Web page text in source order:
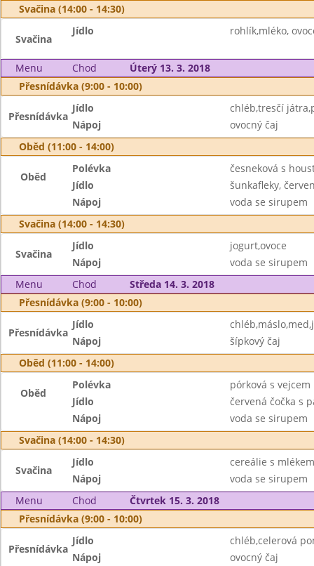
Svačina (14:00 - 14:30)
Svačina
Jídlo rohlík,mléko,
Menu Chod
Úterý 13. 3. 2018
Přesnídávka (9:00 - 10:00)
Přesnídávka
Jídlo
chléb,tresčí
Nápoj
ovocný čaj
Oběd (11:00 - 14:00)
Oběd
Polévka
česneková s
Jídlo
šunkafleky,
Nápoj
voda se sirupem
Svačina (14:00 - 14:30)
Svačina
Jídlo
jogurt,ovoce
Nápoj
voda se sirupem
Menu
Chod
Středa 14. 3. 2018
Přesnídávka (9:00 - 10:00)
Přesnídávka
Jídlo
Nápoj
šípkový čaj
Oběd (11:00 - 14:00)
Oběd
Polévka
pórková s vejcem
Jídlo
červená čočka s
Nápoj
voda se sirupem
Svačina (14:00 - 14:30)
Svačina
Jídlo
cereálie s
Nápoj
voda se sirupem
Menu
Chod
Čtvrtek 15. 3. 2018
Přesnídávka (9:00 - 10:00)
Přesnídávka
Jídlo
chléb,celerová
Nápoj
ovocný čaj